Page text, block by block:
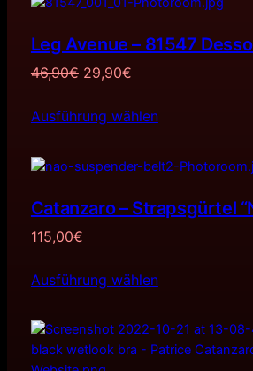
Leg Avenue – 81547
46,90€ Ursprünglicher
war:
29,90€Aktueller
ist:
Ausführung wählen
Catanzaro – Strapsgürtel
115,00€
Ausführung wählen